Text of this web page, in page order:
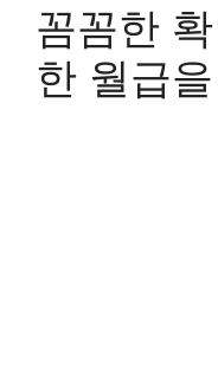
꼼꼼한
한 월급